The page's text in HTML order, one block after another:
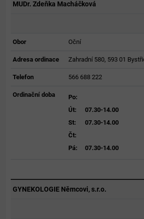
MUDr. Zdeňka Macháčková
Obor Oční
Adresa ordinace Zahradní 580, 593 01
Telefon 566 688 222
Ordinační doba
Po:
Út:
07.30-14.00
St:
07.30-14.00
Čt:
Pá:
07.30-14.00
GYNEKOLOGIE Němcovi, s.r.o.